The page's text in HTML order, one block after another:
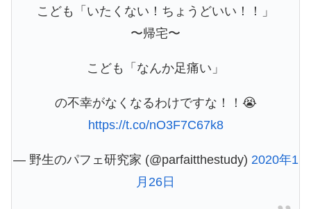
こども「いたくない！ちょうどいい！！」
〜帰宅〜
こども「なんか足痛い」
の不幸がなくなるわけですな！！😭
https://t.co/nO3F7C67k8
— 野生のパフェ研究家 (@parfaitthestudy) 2020年1
月26日